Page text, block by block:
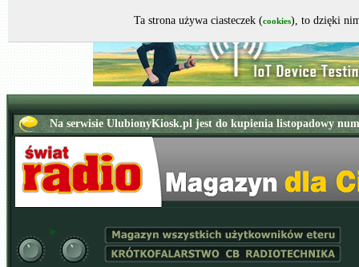
Ta strona używa ciasteczek (cookies), to dzięki